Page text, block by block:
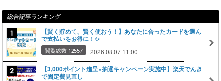
総合記事ランキング
【賢く貯めて、賢く使おう！】あなたに合ったカードを選ん
で支払いをお得に！✨
閲覧総数 12557 2026.08.07 11:00
【3,000ポイント進呈×抽選キャンペーン実施中】楽天でんき
で固定費見直し